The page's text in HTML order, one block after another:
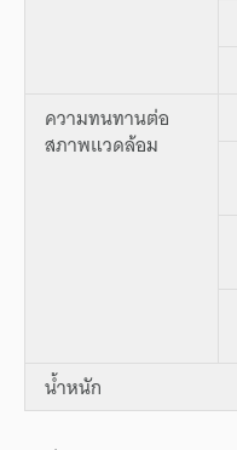
ความทนทานต่อ
สภาพแวดล้อม
น้ำหนัก